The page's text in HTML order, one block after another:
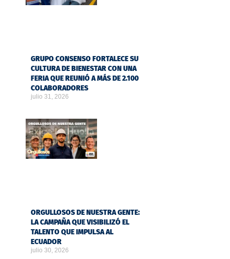
GRUPO CONSENSO FORTALECE SU
CULTURA DE BIENESTAR CON UNA
FERIA QUE REUNIÓ A MÁS DE 2.100
COLABORADORES
julio 31, 2026
ORGULLOSOS DE NUESTRA GENTE:
LA CAMPAÑA QUE VISIBILIZÓ EL
TALENTO QUE IMPULSA AL
ECUADOR
julio 30, 2026